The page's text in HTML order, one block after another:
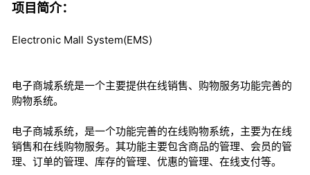
项目简介：
Electronic Mall System(EMS)
电子商城系统是一个主要提供在线销售、购物服务功能完善的
购物系统。
电子商城系统，是一个功能完善的在线购物系统，主要为在线
销售和在线购物服务。其功能主要包含商品的管理、会员的管
理、订单的管理、库存的管理、优惠的管理、在线支付等。